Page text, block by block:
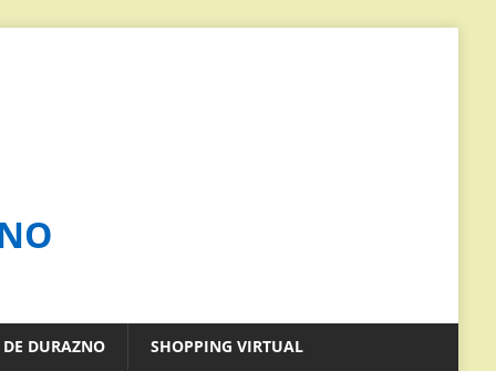
DURAZNO SHOPPING VIRTUAL